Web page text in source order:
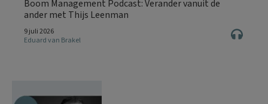
Boom Management Podcast: Verander vanuit de
ander met Thijs Leenman
9 juli 2026
Eduard van Brakel